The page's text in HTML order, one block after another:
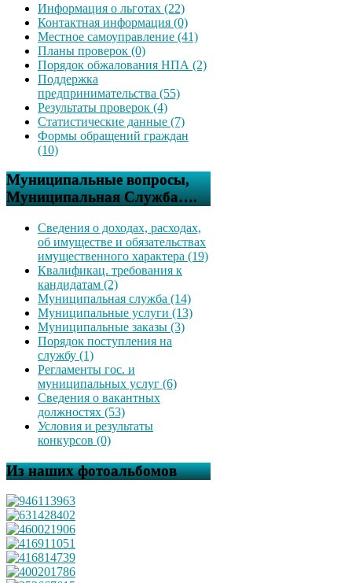
Информация о льготах (22)
Контактная информация (0)
Местное самоуправление (41)
Планы проверок (0)
Порядок обжалования НПА (2)
Поддержка
предпринимательства (55)
Результаты проверок (4)
Статистические данные (7)
Формы обращений граждан
(10)
Муниципальные вопросы,
Муниципальная Служба….
Сведения о доходах, расходах,
об имуществе и обязательствах
имущественного характера (19)
Квалификац. требования к
кандидатам (2)
Муниципальная служба (14)
Муниципальные услуги (13)
Муниципальные заказы (3)
Порядок поступления на
службу (1)
Регламенты гос. и
муниципальных услуг (6)
Сведения о вакантных
должностях (53)
Условия и результаты
конкурсов (0)
Из наших фотоальбомов